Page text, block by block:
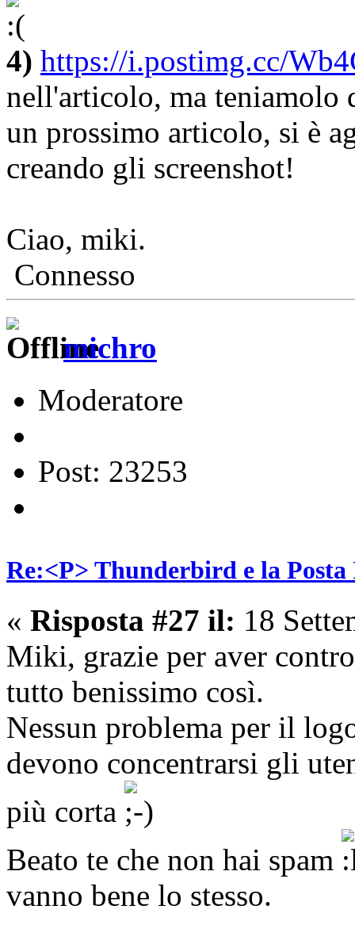
4) https://i.postimg.cc/
nell'articolo, ma teniamolo
un prossimo articolo, si è
creando gli screenshot!
Ciao, miki.
Connesso
michro
Moderatore
Post: 23253
Re:<P> Thunderbird e la
« Risposta #27 il: 18
Miki, grazie per aver
tutto benissimo così.
Nessun problema per il
devono concentrarsi gli
più corta
Beato te che non hai spam
vanno bene lo stesso.